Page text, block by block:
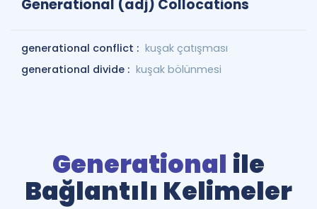
Generational (adj) Collocations
generational conflict : kuşak çatışması
generational divide : kuşak bölünmesi
Generational ile
Bağlantılı Kelimeler